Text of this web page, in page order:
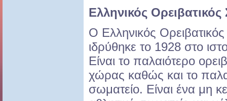
Ελληνικός
O Ελληνικός
ιδρύθηκε το 1928 στο
Είναι το παλαιότερο
χώρας καθώς και το
σωματείο. Είναι ένα μη